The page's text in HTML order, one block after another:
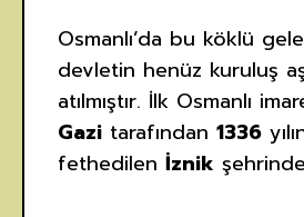
Osmanlı’da bu köklü
devletin henüz kuruluş
atılmıştır. İlk Osmanlı
Gazi tarafından 1336
fethedilen İznik